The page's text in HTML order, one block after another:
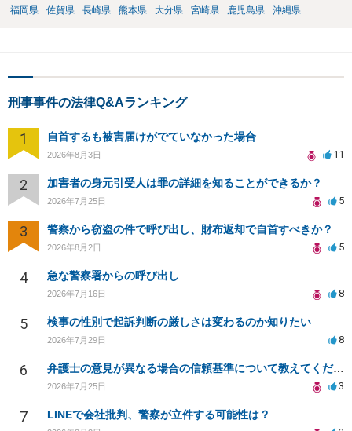
福岡県
佐賀県 長崎県 熊本県 大分県 宮崎県 鹿児島県 沖縄県
刑事事件の法律Q&Aランキング
1 自首するも被害届けがでていなかった場合
2026年8月3日 11
2 加害者の身元引受人は罪の詳細を知ることができるか？
2026年7月25日 5
3 警察から窃盗の件で呼び出し、財布返却で自首すべきか？
2026年8月2日 5
4 急な警察署からの呼び出し
2026年7月16日 8
5 検事の性別で起訴判断の厳しさは変わるのか知りたい
2026年7月29日 8
6 弁護士の意見が異なる場合の信頼基準について教えてください
2026年7月25日 3
7 LINEで会社批判、警察が立件する可能性は？